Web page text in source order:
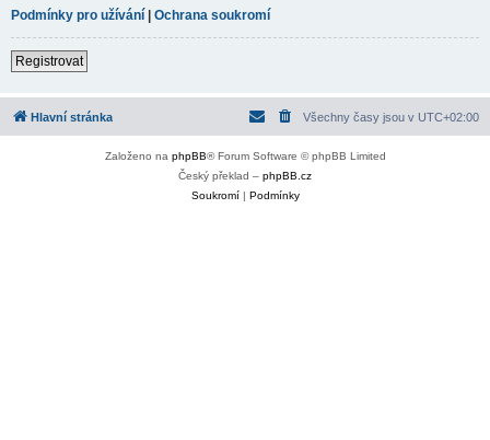
Podmínky pro užívání | Ochrana soukromí
Registrovat
Hlavní stránka Všechny časy jsou v UTC+02:00
Založeno na phpBB® Forum Software © phpBB Limited
Český překlad – phpBB.cz
Soukromí| Podmínky